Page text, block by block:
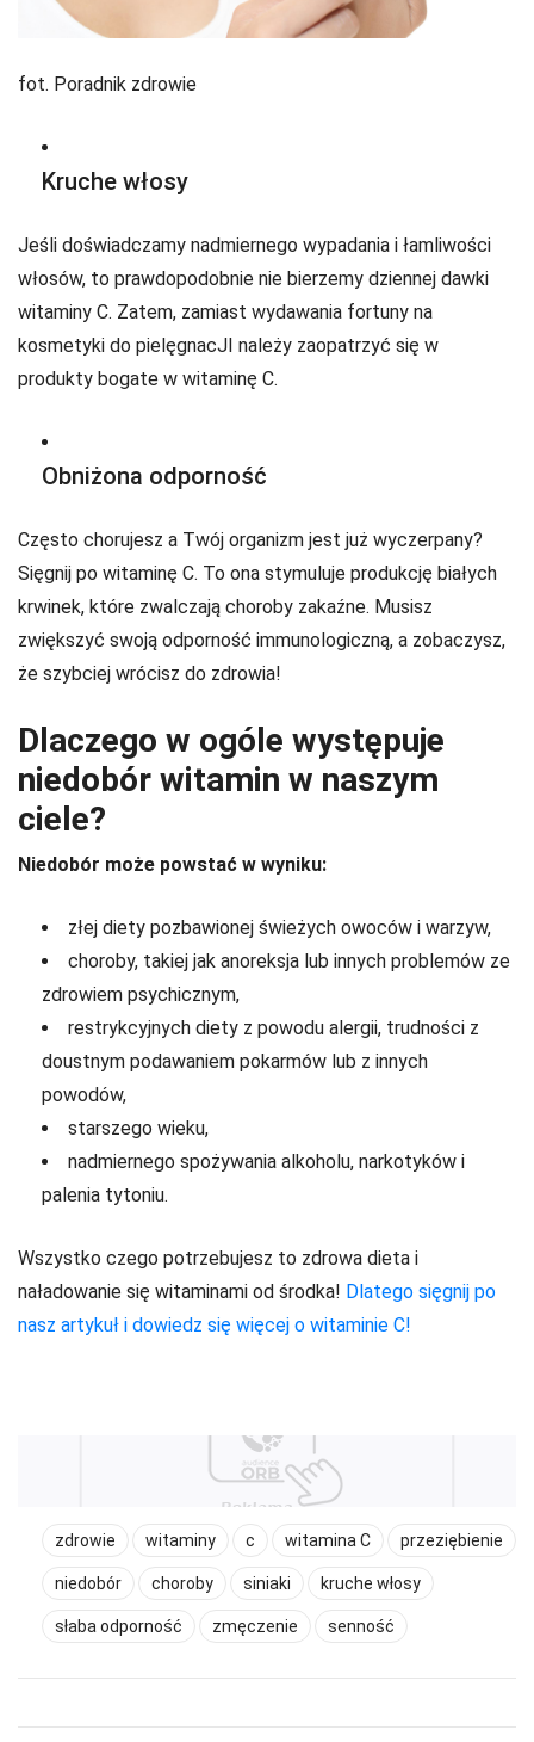
fot. Poradnik zdrowie
Kruche włosy
Jeśli doświadczamy nadmiernego wypadania i łamliwości
włosów, to prawdopodobnie nie bierzemy dziennej dawki
witaminy C. Zatem, zamiast wydawania fortuny na
kosmetyki do pielęgnacJI należy zaopatrzyć się w
produkty bogate w witaminę C.
Obniżona odporność
Często chorujesz a Twój organizm jest już wyczerpany?
Sięgnij po witaminę C. To ona stymuluje produkcję białych
krwinek, które zwalczają choroby zakaźne. Musisz
zwiększyć swoją odporność immunologiczną, a zobaczysz,
że szybciej wrócisz do zdrowia!
Dlaczego w ogóle występuje
niedobór witamin w naszym
ciele?
Niedobór może powstać w wyniku:
złej diety pozbawionej świeżych owoców i warzyw,
choroby, takiej jak anoreksja lub innych problemów ze
zdrowiem psychicznym,
restrykcyjnych diety z powodu alergii, trudności z
doustnym podawaniem pokarmów lub z innych
powodów,
starszego wieku,
nadmiernego spożywania alkoholu, narkotyków i
palenia tytoniu.
Wszystko czego potrzebujesz to zdrowa dieta i
naładowanie się witaminami od środka! Dlatego sięgnij po
nasz artykuł i dowiedz się więcej o witaminie C!
zdrowie witaminy c witamina C przeziębienie
niedobór choroby siniaki kruche włosy
słaba odporność zmęczenie senność